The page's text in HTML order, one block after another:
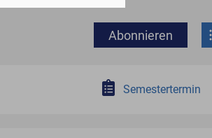
Abonnieren
Semestertermin